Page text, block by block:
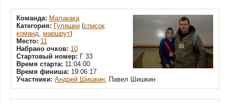
Команда: Малакака
Категория: Гуляшки (список
команд, маршрут)
Место: 11
Набрано очков: 10
Стартовый номер: Г 33
Время старта: 11:04:00
Время финиша: 19:06:17
Участники: Андрей Шишкин, Павел Шишкин